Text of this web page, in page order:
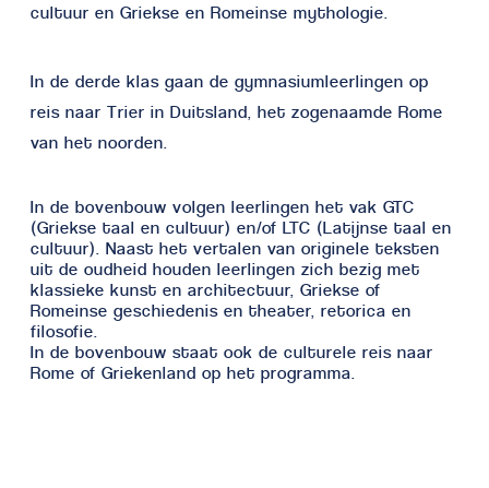
cultuur en Griekse en Romeinse mythologie.
In de derde klas gaan de gymnasiumleerlingen op
reis naar Trier in Duitsland, het zogenaamde Rome
van het noorden.
In de bovenbouw volgen leerlingen het vak GTC
(Griekse taal en cultuur) en/of LTC (Latijnse taal en
cultuur). Naast het vertalen van originele teksten
uit de oudheid houden leerlingen zich bezig met
klassieke kunst en architectuur, Griekse of
Romeinse geschiedenis en theater, retorica en
filosofie.
In de bovenbouw staat ook de culturele reis naar
Rome of Griekenland op het programma.